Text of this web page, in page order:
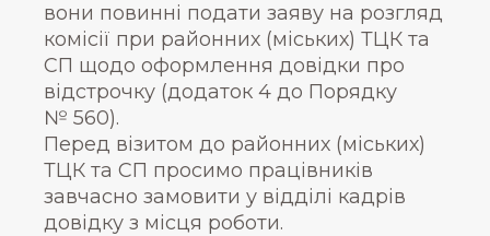
вони повинні подати заяву на розгляд
комісії при районних (міських) ТЦК та
СП щодо оформлення довідки про
відстрочку (додаток 4 до Порядку
№ 560).
Перед візитом до районних (міських)
ТЦК та СП просимо працівників
завчасно замовити у відділі кадрів
довідку з місця роботи.